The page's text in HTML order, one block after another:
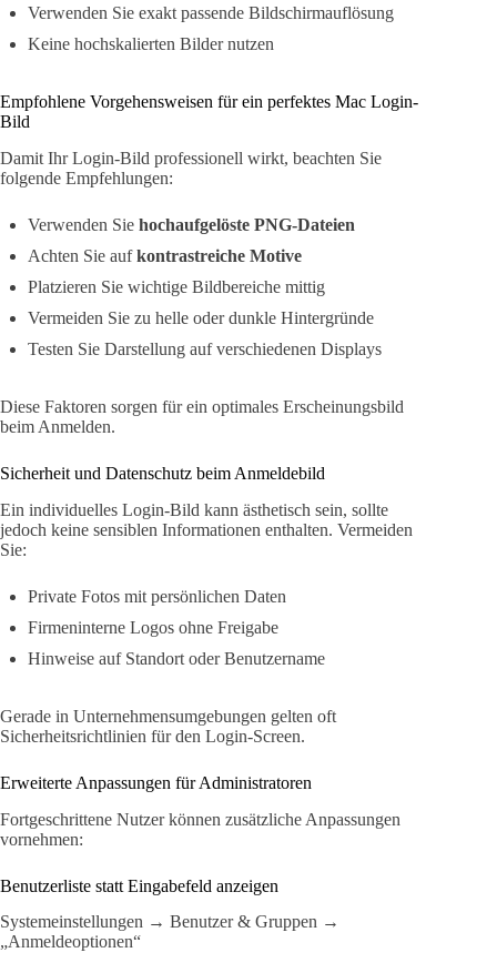
Verwenden Sie exakt passende Bildschirmauflösung
Keine hochskalierten Bilder nutzen
Empfohlene Vorgehensweisen für ein perfektes Mac Login-
Bild
Damit Ihr Login-Bild professionell wirkt, beachten Sie
folgende Empfehlungen:
Verwenden Sie hochaufgelöste PNG-Dateien
Achten Sie aufkontrastreiche Motive
Platzieren Sie wichtige Bildbereiche mittig
Vermeiden Sie zu helle oder dunkle Hintergründe
Testen Sie Darstellung auf verschiedenen Displays
Diese Faktoren sorgen für ein optimales Erscheinungsbild
beim Anmelden.
Sicherheit und Datenschutz beim Anmeldebild
Ein individuelles Login-Bild kann ästhetisch sein, sollte
jedoch keine sensiblen Informationen enthalten. Vermeiden
Sie:
Private Fotos mit persönlichen Daten
Firmeninterne Logos ohne Freigabe
Hinweise auf Standort oder Benutzername
Gerade in Unternehmensumgebungen gelten oft
Sicherheitsrichtlinien für den Login-Screen.
Erweiterte Anpassungen für Administratoren
Fortgeschrittene Nutzer können zusätzliche Anpassungen
vornehmen:
Benutzerliste statt Eingabefeld anzeigen
Systemeinstellungen → Benutzer & Gruppen →
„Anmeldeoptionen“